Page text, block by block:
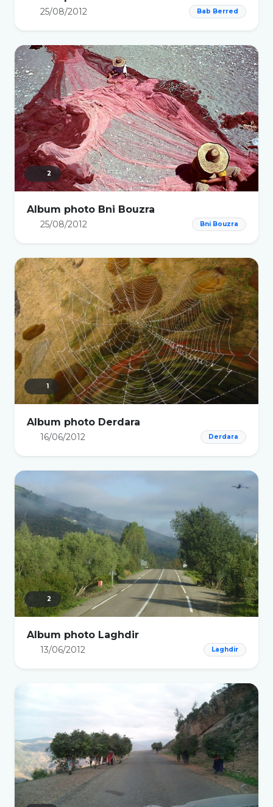
25/08/2012 Bab Berred
2
Album photo Bni Bouzra
25/08/2012 Bni Bouzra
1
Album photo Derdara
16/06/2012 Derdara
2
Album photo Laghdir
13/06/2012 Laghdir